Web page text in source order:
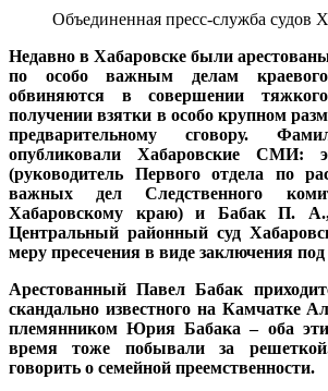
Объединенная пресс-служба судов
Недавно в Хабаровске были
по особо важным делам
обвиняются в совершении
получении взятки в особо крупном
предварительному сговору.
опубликовали Хабаровские
(руководитель Первого отдела по
важных дел Следственного
Хабаровскому краю) и Бабак П. А.,
Центральный районный суд
меру пресечения в виде заключения
Арестованный Павел Бабак
скандально известного на Камчатке
племянником Юрия Бабака – оба
время тоже побывали за
говорить о семейной преемственности.